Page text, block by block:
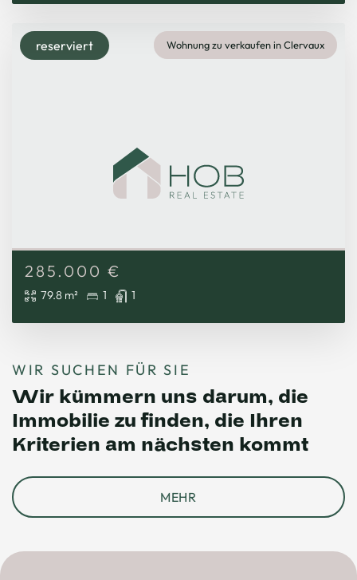
reserviert Wohnung zu verkaufen in Clervaux
285.000 €
79.8 m² 1 1
WIR SUCHEN FÜR SIE
Wir kümmern uns darum, die
Immobilie zu finden, die Ihren
Kriterien am nächsten kommt
MEHR